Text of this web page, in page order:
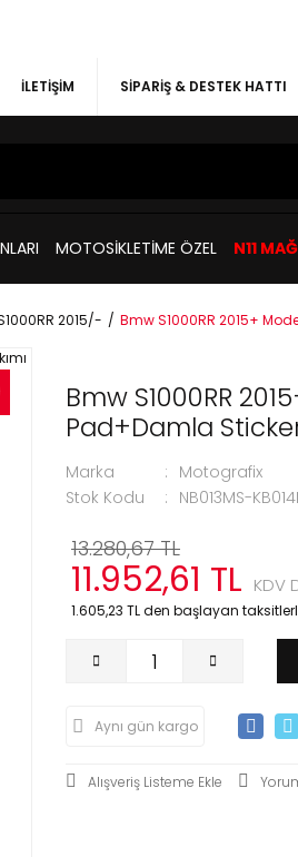
İLETİŞİM SİPARİŞ & DESTEK HATTI
MOTOSİKLETİME ÖZEL N11
2015/- Bmw S1000RR 2015+
Bmw S1000RR
Pad+Damla Sticker
Marka
Motografix
Stok Kodu
NB013MS-
13.280,67 TL
11.952,61 TL KDV
1.605,23 TL den başlayan
Aynı gün kargo